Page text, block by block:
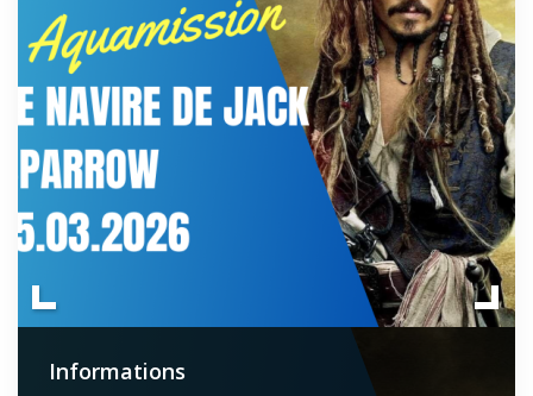
Informations